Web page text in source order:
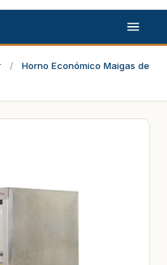
/
Horno Económico Maigas de